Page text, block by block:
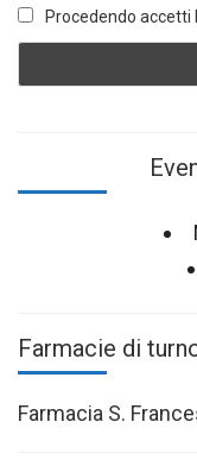
Procedendo accetti
Farmacie di
Farmacia S.